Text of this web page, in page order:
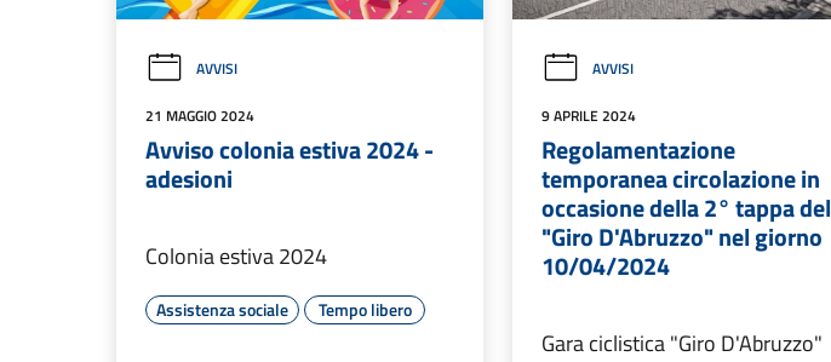
AVVISI
21 MAGGIO 2024
Avviso colonia estiva 2024 -
adesioni
Colonia estiva 2024
Assistenza sociale Tempo libero
AVVISI
9 APRILE 2024
Regolamentazione
temporanea circolazione in
occasione della 2° tappa del
"Giro D'Abruzzo" nel giorno
10/04/2024
Gara ciclistica "Giro D'Abruzzo"